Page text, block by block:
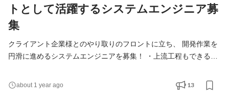
トとして活躍するシステムエンジニア募
集
クライアント企業様とのやり取りのフロントに立ち、 開発作業を
円滑に進めるシステムエンジニアを募集！ ・上流工程もできるよ
ってみたい！ そんな方へ。 まずは一度お話ししてみませんか？
about 1 year ago 13